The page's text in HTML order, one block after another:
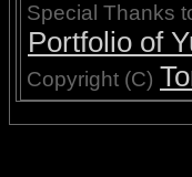
Special Thanks
Portfolio of
Copyright (C)